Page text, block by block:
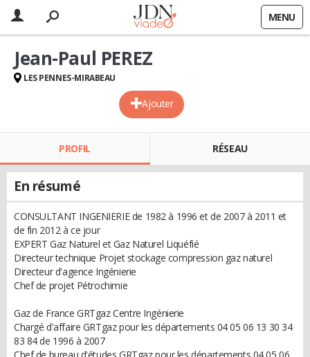
MENU
Ajouter
Jean-Paul PEREZ
LES PENNES-MIRABEAU
PROFIL RÉSEAU
En résumé
CONSULTANT INGENIERIE de 1982 à 1996 et de 2007 à 2011 et
de fin 2012 à ce jour
EXPERT Gaz Naturel et Gaz Naturel Liquéfié
Directeur technique Projet stockage compression gaz naturel
Directeur d'agence Ingénierie
Chef de projet Pétrochimie
Gaz de France GRTgaz Centre Ingénierie
Chargé d'affaire GRTgaz pour les départements 04 05 06 13 30 34
83 84 de 1996 à 2007